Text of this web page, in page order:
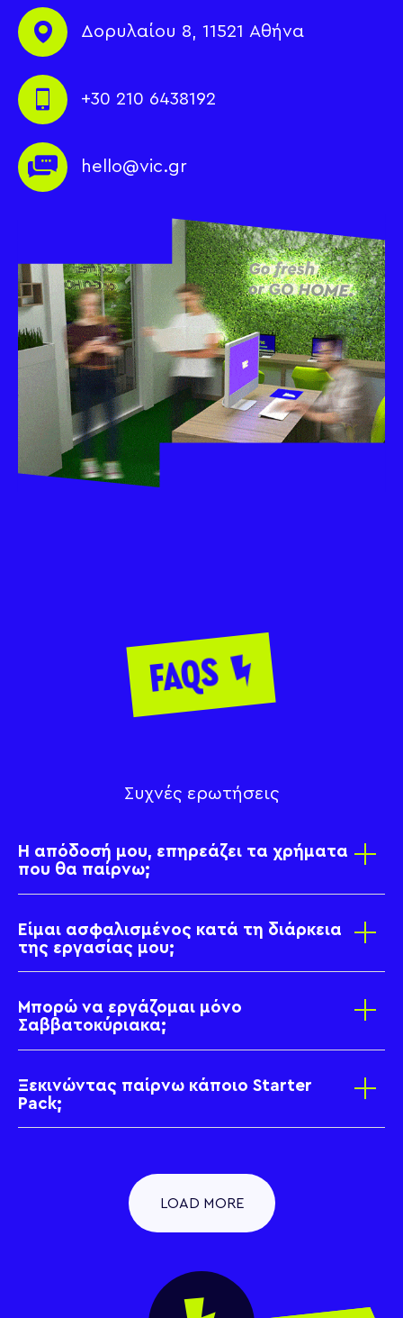
Δορυλαίου 8, 11521 Αθήνα
+30 210 6438192
hello@vic.gr
FAQS
Συχνές ερωτήσεις
Η απόδοσή μου, επηρεάζει τα χρήματα
που θα παίρνω;
Είμαι ασφαλισμένος κατά τη διάρκεια
της εργασίας μου;
Μπορώ να εργάζομαι μόνο
Σαββατοκύριακα;
Ξεκινώντας παίρνω κάποιο Starter
Pack;
LOAD MORE